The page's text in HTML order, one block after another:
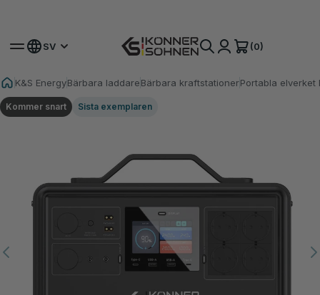
SV (0)
K&S EnergyBärbara laddareBärbara kraftstationerPortabla elverket
Kommer snart Sista exemplaren